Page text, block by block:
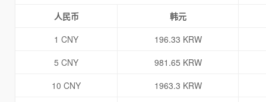
人民币
韩元
1 CNY
196.33 KRW
5 CNY
981.65 KRW
10 CNY
1963.3 KRW